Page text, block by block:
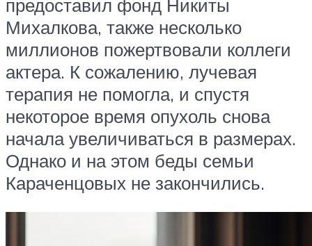
предоставил фонд Никиты
Михалкова, также несколько
миллионов пожертвовали коллеги
актера. К сожалению, лучевая
терапия не помогла, и спустя
некоторое время опухоль снова
начала увеличиваться в размерах.
Однако и на этом беды семьи
Караченцовых не закончились.